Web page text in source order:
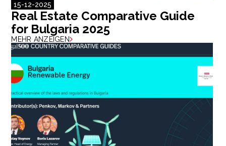
15-12-2025
Real Estate Comparative Guide
for Bulgaria 2025
MEHR ANZEIGEN